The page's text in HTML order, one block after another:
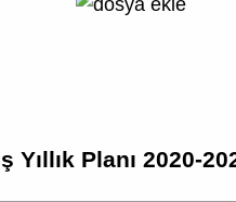
Planı 2020-